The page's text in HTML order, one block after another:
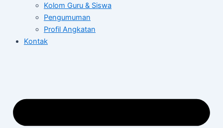
Kolom Guru & Siswa
Pengumuman
Profil Angkatan
Kontak